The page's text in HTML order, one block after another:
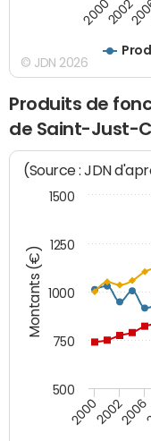
20002002
© JDN 2026
Produits de
de Saint-Just-
Montants (€)
(Source : JDN
200020022006
500
750
1000
1250
1500